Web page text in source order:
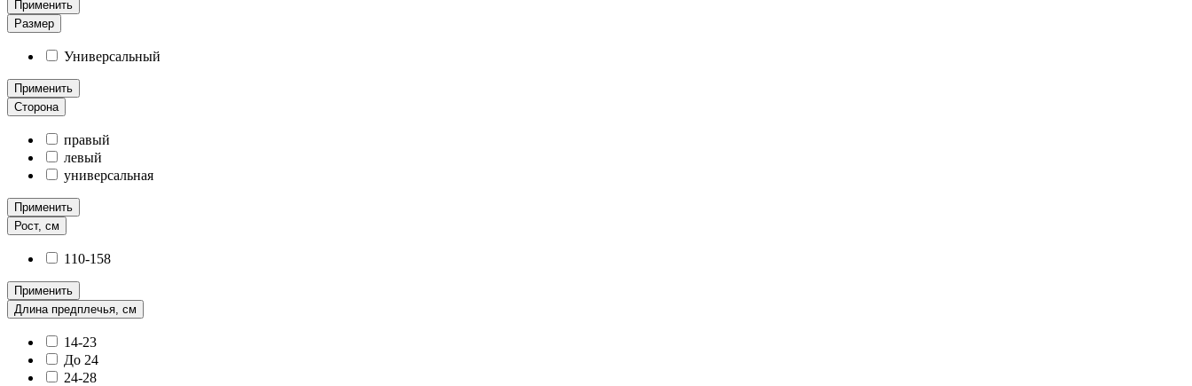
Применить
Размер
Универсальный
Применить
Сторона
правый
левый
универсальная
Применить
Рост, см
110-158
Применить
Длина предплечья, см
14-23
До 24
24-28